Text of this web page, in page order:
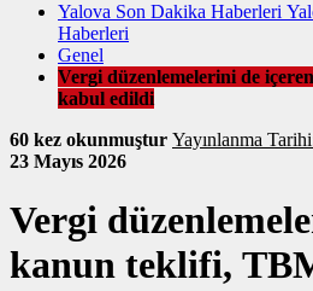
Yalova Son Dakika Haberleri
Haberleri
Genel
Vergi düzenlemelerini de
kabul edildi
60 kez okunmuştur
23 Mayıs 2026
Vergi
kanun teklifi,